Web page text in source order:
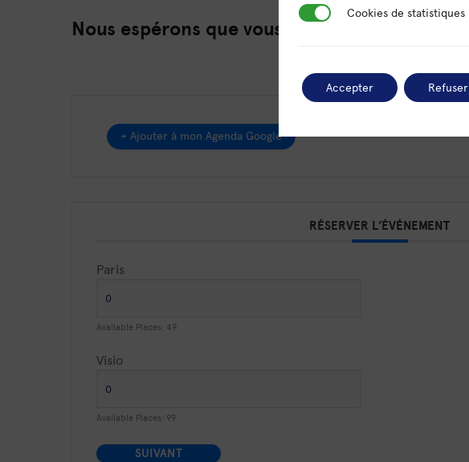
Nous espérons que vous serez nombreux
+ Ajouter à mon Agenda Google
RÉSERVER L’ÉVÉNEMENT
Paris
Available Places: 49
Visio
Available Places: 99
SUIVANT
Cookies de statistiques
Cookies de statistiques
Accepter Refuser